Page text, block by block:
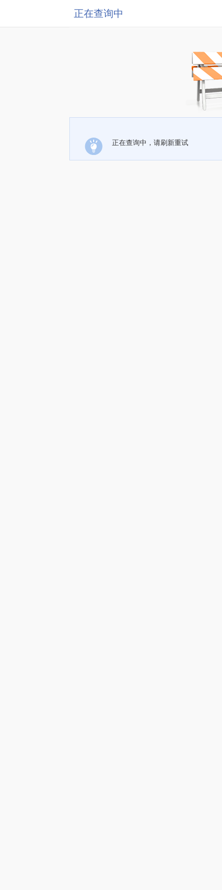
正在查询中
正在查询中，请刷新重试